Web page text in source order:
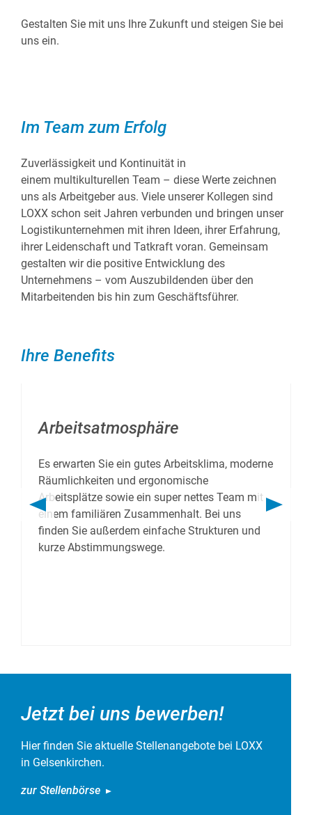
See- und Lufttransporte
Zollabwicklung
Gestalten Sie mit uns Ihre Zukunft und steigen Sie bei
uns ein.
Im Team zum Erfolg
Zuverlässigkeit und Kontinuität in
einem multikulturellen Team – diese Werte zeichnen
uns als Arbeitgeber aus. Viele unserer Kollegen sind
LOXX schon seit Jahren verbunden und bringen unser
Logistikunternehmen mit ihren Ideen, ihrer Erfahrung,
ihrer Leidenschaft und Tatkraft voran. Gemeinsam
gestalten wir die positive Entwicklung des
Unternehmens – vom Auszubildenden über den
Mitarbeitenden bis hin zum Geschäftsführer.
Ihre Benefits
Arbeitsatmosphäre
Es erwarten Sie ein gutes Arbeitsklima, moderne
Räumlichkeiten und ergonomische
Arbeitsplätze sowie ein super nettes Team mit
einem familiären Zusammenhalt. Bei uns
finden Sie außerdem einfache Strukturen und
kurze Abstimmungswege.
Jetzt bei uns bewerben!
Hier finden Sie aktuelle Stellenangebote bei LOXX
in Gelsenkirchen.
zur Stellenbörse